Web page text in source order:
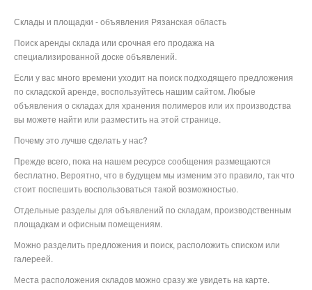
Применить Сбросить фильтр
Склады и площадки - объявления Рязанская область
Поиск аренды склада или срочная его продажа на
специализированной доске объявлений.
Если у вас много времени уходит на поиск подходящего предложения
по складской аренде, воспользуйтесь нашим сайтом. Любые
объявления о складах для хранения полимеров или их производства
вы можете найти или разместить на этой странице.
Почему это лучше сделать у нас?
Прежде всего, пока на нашем ресурсе сообщения размещаются
бесплатно. Вероятно, что в будущем мы изменим это правило, так что
стоит поспешить воспользоваться такой возможностью.
Отдельные разделы для объявлений по складам, производственным
площадкам и офисным помещениям.
Можно разделить предложения и поиск, расположить списком или
галереей.
Места расположения складов можно сразу же увидеть на карте.